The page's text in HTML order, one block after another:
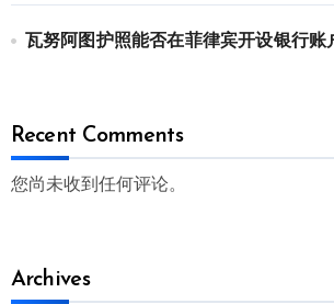
瓦努阿图护照能否在菲律宾开设银行账
Recent Comments
您尚未收到任何评论。
Archives